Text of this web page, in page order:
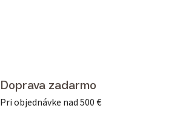
Doprava zadarmo
Pri objednávke nad 500 €